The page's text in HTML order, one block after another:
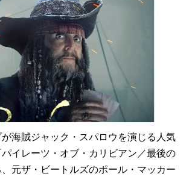
海賊ジャック・スパロウを演じる人気
イレーツ・オブ・カリビアン／最後の
元ザ・ビートルズのポール・マッカー